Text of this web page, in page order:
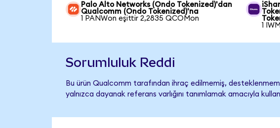
Palo Alto Networks (Ondo Tokenized)'dan
Qualcomm (Ondo Tokenized)'na
1 PANWon eşittir 2,2835 QCOMon
1
Sorumluluk Reddi
Bu ürün Qualcomm tarafından ihraç edilmemiş,
yalnızca dayanak referans varlığını tanımlamak amacıyla